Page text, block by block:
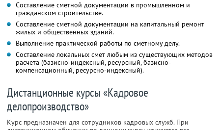
Составление сметной документации в промышленном и
гражданском строительстве.
Составление сметной документации на капитальный ремонт
жилых и общественных зданий.
Выполнение практической работы по сметному делу.
Составление локальных смет любым из существующих методов
расчета (базисно-индексный, ресурсный, базисно-
компенсационный, ресурсно-индексный).
Дистанционные курсы «Кадровое
делопроизводство»
Курс предназначен для сотрудников кадровых служб. При